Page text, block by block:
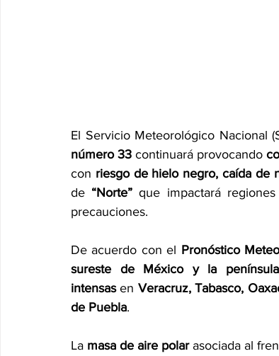
El Servicio Meteorológico Nacional
número 33 continuará provocando
con riesgo de hielo negro, caída de
de “Norte” que impactará
precauciones.
De acuerdo con el Pronóstico
sureste de México y la
intensas en Veracruz, Tabasco,
de Puebla.
La masa de aire polar asociada al